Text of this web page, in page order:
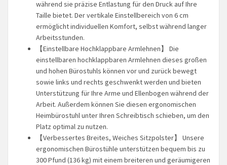
während sie präzise Entlastung für den Druck auf Ihre
Taille bietet. Der vertikale Einstellbereich von 6 cm
ermöglicht individuellen Komfort, selbst während langer
Arbeitsstunden.
【Einstellbare Hochklappbare Armlehnen】 Die
einstellbaren hochklappbaren Armlehnen dieses großen
und hohen Bürostuhls können vor und zurück bewegt
sowie links und rechts geschwenkt werden und bieten
Unterstützung für Ihre Arme und Ellenbogen während der
Arbeit. Außerdem können Sie diesen ergonomischen
Heimbürostuhl unter Ihren Schreibtisch schieben, um den
Platz optimal zu nutzen.
【Verbessertes Breites, Weiches Sitzpolster】 Unsere
ergonomischen Bürostühle unterstützen bequem bis zu
300 Pfund (136 kg) mit einem breiteren und geräumigeren